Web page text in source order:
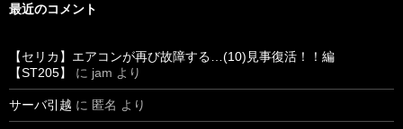
最近のコメント
【セリカ】エアコンが再び故障する…(10)見事復活！！編
【ST205】
に jam より
サーバ引越 に 匿名 より